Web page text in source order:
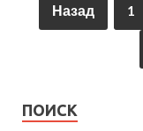
Назад 1
ПОИСК